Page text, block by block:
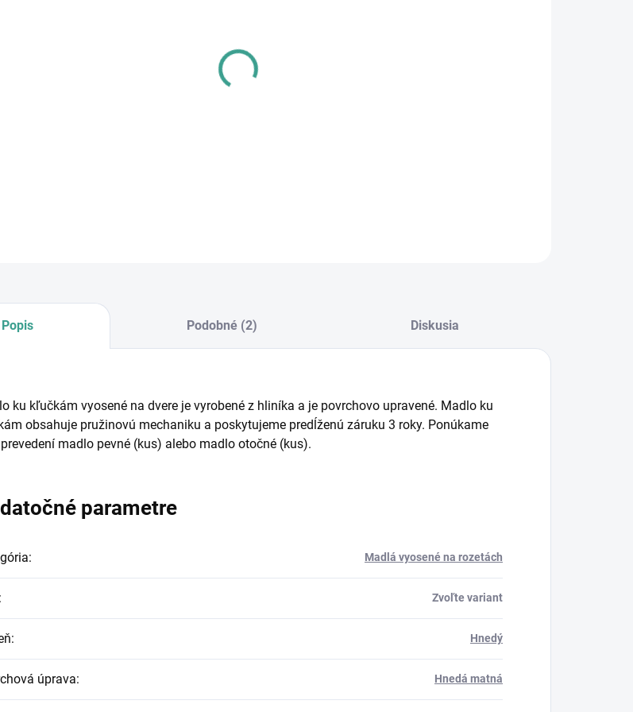
TYP OTVORU
Popis Podobné (2) Diskusia
ku kľučkám vyosené na dvere je vyrobené z hliníka a je povrchovo upravené. Madlo ku
obsahuje pružinovú mechaniku a poskytujeme predĺženú záruku 3 roky. Ponúkame
madlo pevné (kus) alebo madlo otočné (kus).
parametre
: Madlá vyosené na rozetách
: Zvoľte variant
: Hnedý
úprava: Hnedá matná